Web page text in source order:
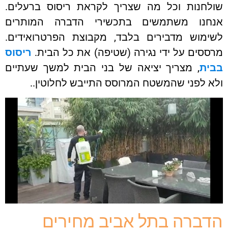
שולחנות וכל מה שצריך לקראת ריסוס ברעלים.
אנחנו משתמשים בתכשירי הדברה המותרים
לשימוש מדבירים בלבד, מקבוצת הפרטרואידים.
מרססים על ידי נגירה (שטיפה) את כל הבית. ריסוס
בבית, מצריך יציאה של בני הבית למשך שעתיים
ולא לפני שהמשטח המרוסס התייבש לחלוטין..
הדברה בתל אביב מחירים